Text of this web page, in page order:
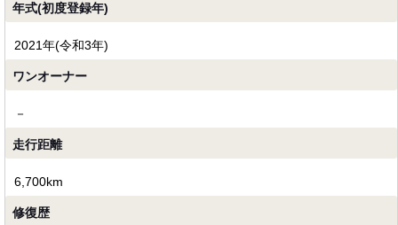
年式(初度登録年)
2021年(令和3年)
ワンオーナー
－
走行距離
6,700km
修復歴